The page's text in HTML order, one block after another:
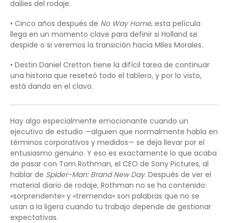
dailies del rodaje.
• Cinco años después de No Way Home, esta película
llega en un momento clave para definir si Holland se
despide o si veremos la transición hacia Miles Morales.
• Destin Daniel Cretton tiene la difícil tarea de continuar
una historia que reseteó todo el tablero, y por lo visto,
está dando en el clavo.
Hay algo especialmente emocionante cuando un
ejecutivo de estudio —alguien que normalmente habla en
términos corporativos y medidos— se deja llevar por el
entusiasmo genuino. Y eso es exactamente lo que acaba
de pasar con Tom Rothman, el CEO de Sony Pictures, al
hablar de Spider-Man: Brand New Day. Después de ver el
material diario de rodaje, Rothman no se ha contenido:
«sorprendente» y «tremenda» son palabras que no se
usan a la ligera cuando tu trabajo depende de gestionar
expectativas.